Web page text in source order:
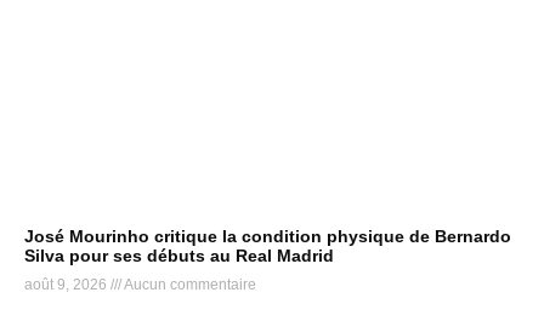
José Mourinho critique la condition physique de Bernardo
Silva pour ses débuts au Real Madrid
août 9, 2026 Aucun commentaire